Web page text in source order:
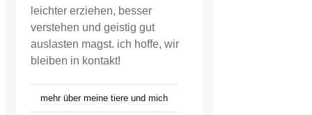
leichter erziehen, besser
verstehen und geistig gut
auslasten magst. ich hoffe, wir
bleiben in kontakt!
mehr über meine tiere und mich